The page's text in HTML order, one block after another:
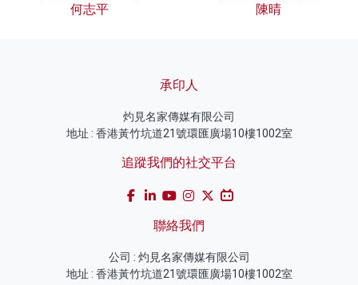
何志平 陳晴
承印人
灼見名家傳媒有限公司
地址 : 香港黃竹坑道21號環匯廣場10樓1002室
追蹤我們的社交平台
聯絡我們
公司 : 灼見名家傳媒有限公司
地址 : 香港黃竹坑道21號環匯廣場10樓1002室